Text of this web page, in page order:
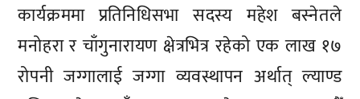
कार्यक्रममा प्रतिनिधिसभा सदस्य महेश बस्नेतले
मनोहरा र चाँगुनारायण क्षेत्रभित्र रहेको एक लाख १७
रोपनी जग्गालाई जग्गा व्यवस्थापन अर्थात् ल्याण्ड